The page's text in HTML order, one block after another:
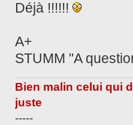
Déjà !!!!!!
A+
STUMM "A
Bien malin celui qui
juste
-----